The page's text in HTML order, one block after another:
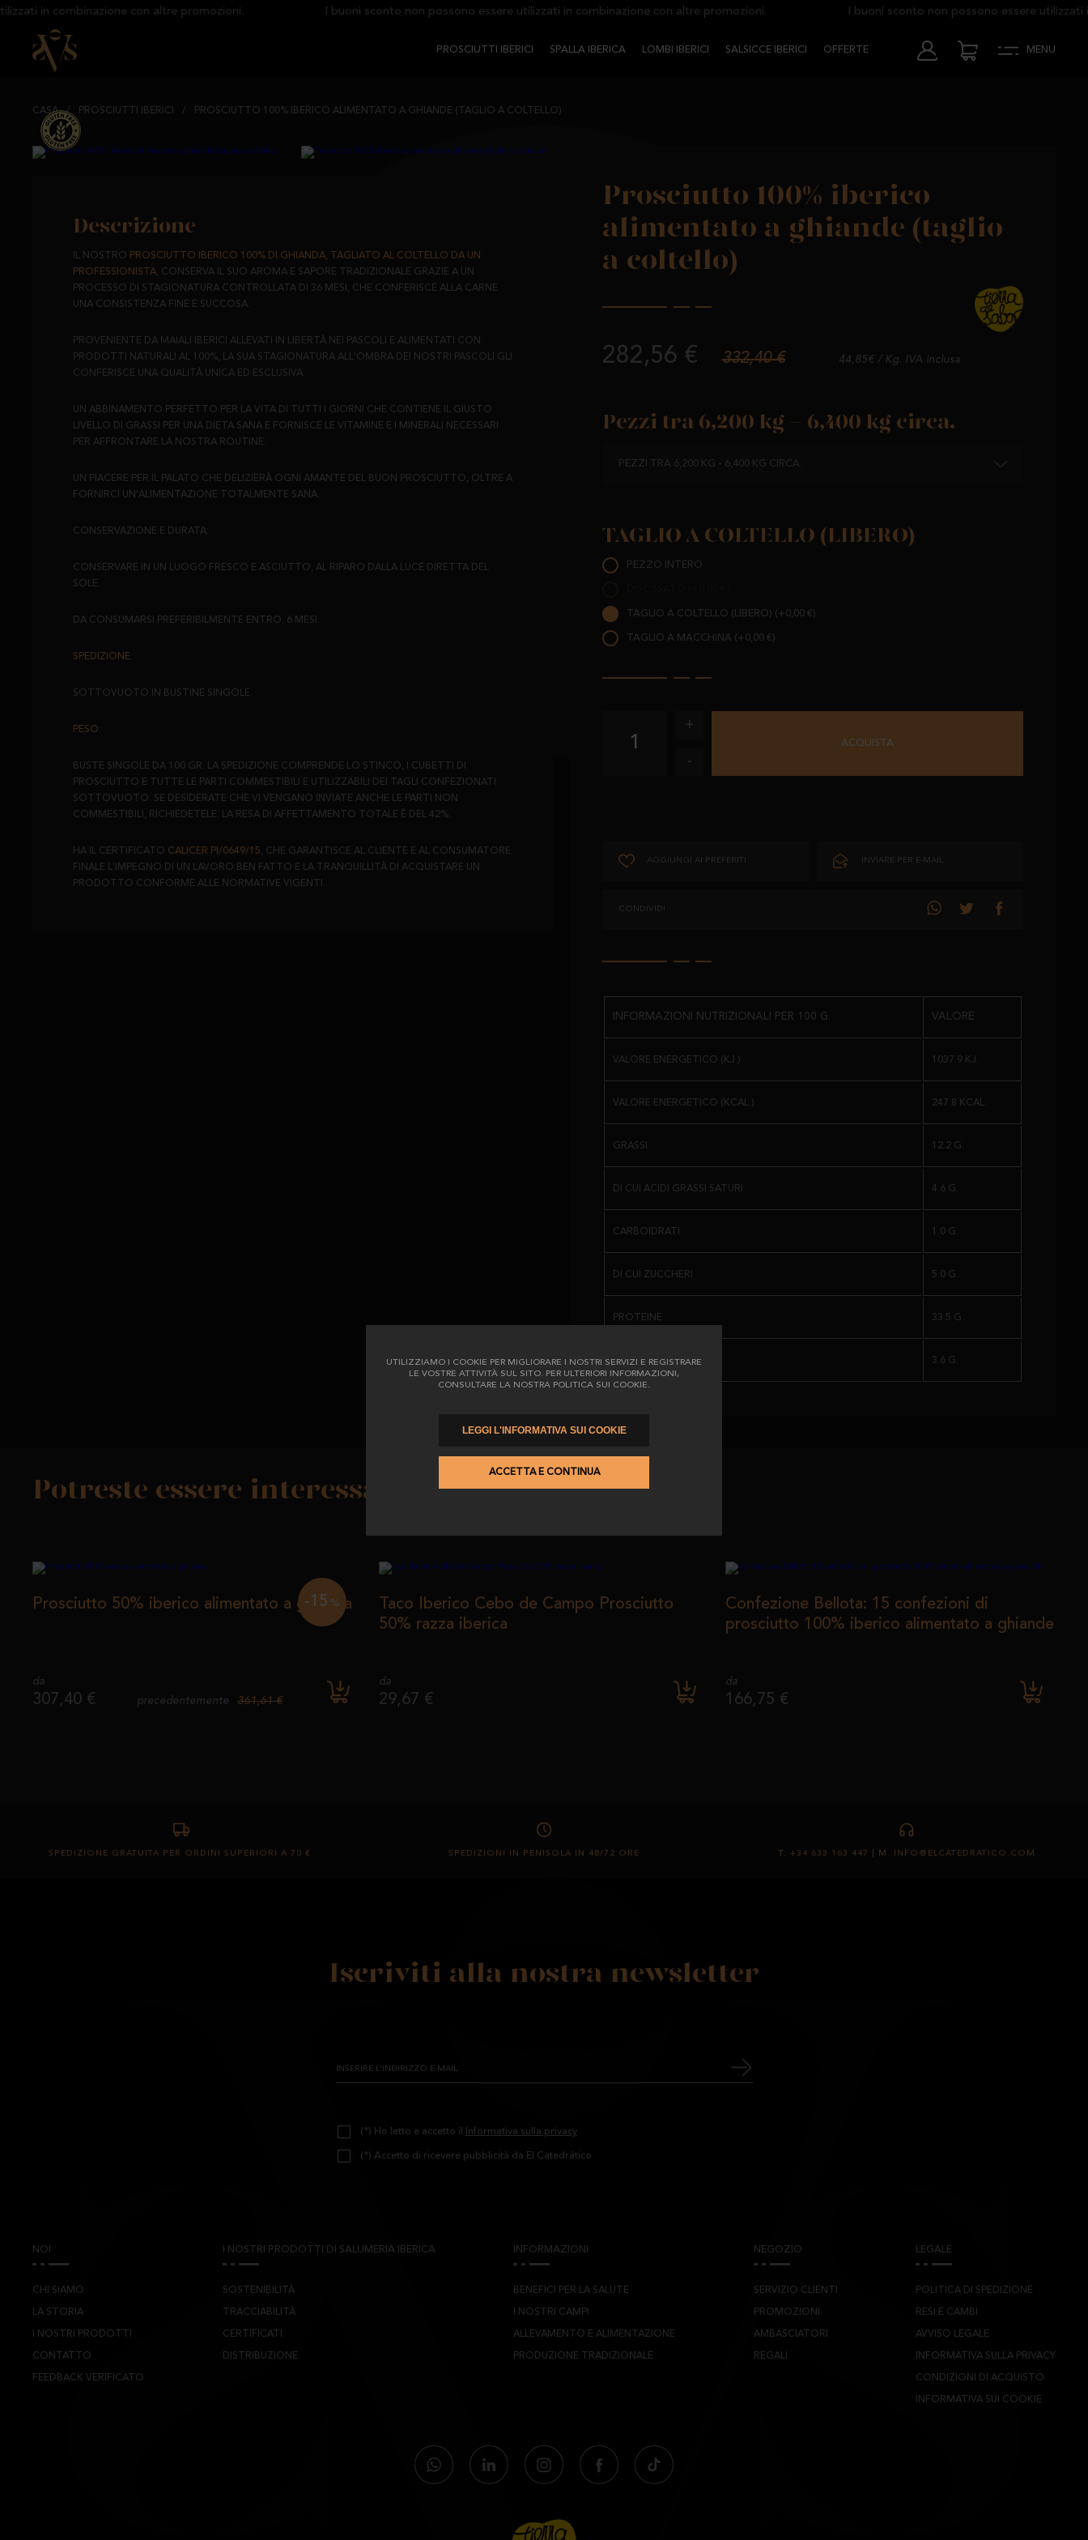
UTILIZZIAMO I COOKIE PER MIGLIORARE I NOSTRI SERVIZI E REGISTRARE
LE VOSTRE ATTIVITÀ SUL SITO. PER ULTERIORI INFORMAZIONI,
CONSULTARE LA NOSTRA POLITICA SUI COOKIE.
ACCETTA E CONTINUA
in combinazione con altre promozioni. I buoni sconto non possono essere utilizzati in combinazione con altre promozioni. I buoni sconto non possono essere utilizzati in
PROSCIUTTI IBERICI SPALLA IBERICA LOMBI IBERICI SALSICCE IBERICI OFFERTE MENU
CASA / PROSCIUTTI IBERICI / PROSCIUTTO 100% IBERICO ALIMENTATO A GHIANDE (TAGLIO A COLTELLO)
Descrizione
IL NOSTRO PROSCIUTTO IBERICO 100% DI GHIANDA, TAGLIATO AL COLTELLO DA UN
PROFESSIONISTA , CONSERVA IL SUO AROMA E SAPORE TRADIZIONALE GRAZIE A UN
PROCESSO DI STAGIONATURA CONTROLLATA DI 36 MESI, CHE CONFERISCE ALLA CARNE
UNA CONSISTENZA FINE E SUCCOSA.
PROVENIENTE DA MAIALI IBERICI ALLEVATI IN LIBERTÀ NEI PASCOLI E ALIMENTATI CON
PRODOTTI NATURALI AL 100%, LA SUA STAGIONATURA ALL'OMBRA DEI NOSTRI PASCOLI GLI
CONFERISCE UNA QUALITÀ UNICA ED ESCLUSIVA.
UN ABBINAMENTO PERFETTO PER LA VITA DI TUTTI I GIORNI CHE CONTIENE IL GIUSTO
LIVELLO DI GRASSI PER UNA DIETA SANA E FORNISCE LE VITAMINE E I MINERALI NECESSARI
PER AFFRONTARE LA NOSTRA ROUTINE.
UN PIACERE PER IL PALATO CHE DELIZIERÀ OGNI AMANTE DEL BUON PROSCIUTTO, OLTRE A
FORNIRCI UN'ALIMENTAZIONE TOTALMENTE SANA.
CONSERVAZIONE E DURATA:
CONSERVARE IN UN LUOGO FRESCO E ASCIUTTO, AL RIPARO DALLA LUCE DIRETTA DEL
SOLE.
DA CONSUMARSI PREFERIBILMENTE ENTRO: 6 MESI.
SPEDIZIONE:
SOTTOVUOTO IN BUSTINE SINGOLE.
PESO:
BUSTE SINGOLE DA 100 GR. LA SPEDIZIONE COMPRENDE LO STINCO, I CUBETTI DI
PROSCIUTTO E TUTTE LE PARTI COMMESTIBILI E UTILIZZABILI DEI TAGLI CONFEZIONATI
SOTTOVUOTO. SE DESIDERATE CHE VI VENGANO INVIATE ANCHE LE PARTI NON
COMMESTIBILI, RICHIEDETELE. LA RESA DI AFFETTAMENTO TOTALE È DEL 42%.
HA IL CERTIFICATO CALICER PI/0649/15 , CHE GARANTISCE AL CLIENTE E AL CONSUMATORE
FINALE L'IMPEGNO DI UN LAVORO BEN FATTO E LA TRANQUILLITÀ DI ACQUISTARE UN
PRODOTTO CONFORME ALLE NORMATIVE VIGENTI.
Prosciutto 100% iberico
alimentato a ghiande (taglio
a coltello)
282,56 € 332,40 € 44,85€ / Kg. IVA inclusa
Pezzi tra 6,200 kg - 6,400 kg circa.
PEZZI TRA 6,200 KG - 6,400 KG CIRCA.
TAGLIO A COLTELLO (LIBERO)
PEZZO INTERO
TAGLIO A COLTELLO (LIBERO) (+0,00 €)
TAGLIO A MACCHINA (+0,00 €)
1
-
+
ACQUISTA
AGGIUNGI AI PREFERITI INVIARE PER E-MAIL
CONDIVIDI
INFORMAZIONI NUTRIZIONALI PER 100 G. VALORE
VALORE ENERGETICO (KJ.) 1037.9 KJ.
VALORE ENERGETICO (KCAL.) 247.8 KCAL.
GRASSI 12.2 G.
DI CUI ACIDI GRASSI SATURI 4.6 G.
CARBOIDRATI 1.0 G.
DI CUI ZUCCHERI 5.0 G.
PROTEINE 33.5 G.
IL SALE 3.6 G.
Potreste essere interessati a
Prosciutto 50% iberico alimentato a ghianda
da
307,40 € precedentemente 361,61 €
-15 %
Taco Iberico Cebo de Campo Prosciutto
50% razza iberica
da
29,67 €
Confezione Bellota: 15 confezioni di
prosciutto 100% iberico alimentato a ghiande
da
166,75 €
SPEDIZIONE GRATUITA PER ORDINI SUPERIORI A 70 €. SPEDIZIONI IN PENISOLA IN 48/72 ORE T. +34 633 163 447 | M. INFO@ELCATEDRATICO.COM
Iscriviti alla nostra newsletter
(*) Ho letto e accetto il Informativa sulla privacy
(*) Accetto di ricevere pubblicità da El Catedrático
NOI
CHI SIAMO
LA STORIA
I NOSTRI PRODOTTI
CONTATTO
FEEDBACK VERIFICATO
I NOSTRI PRODOTTI DI SALUMERIA IBERICA
SOSTENIBILITÀ
TRACCIABILITÀ
CERTIFICATI
DISTRIBUZIONE
INFORMAZIONI
BENEFICI PER LA SALUTE
I NOSTRI CAMPI
ALLEVAMENTO E ALIMENTAZIONE
PRODUZIONE TRADIZIONALE
NEGOZIO
SERVIZIO CLIENTI
PROMOZIONI
AMBASCIATORI
REGALI
LEGALE
POLITICA DI SPEDIZIONE
RESI E CAMBI
AVVISO LEGALE
INFORMATIVA SULLA PRIVACY
CONDIZIONI DI ACQUISTO
INFORMATIVA SUI COOKIE
LEGGI L'INFORMATIVA SUI COOKIE